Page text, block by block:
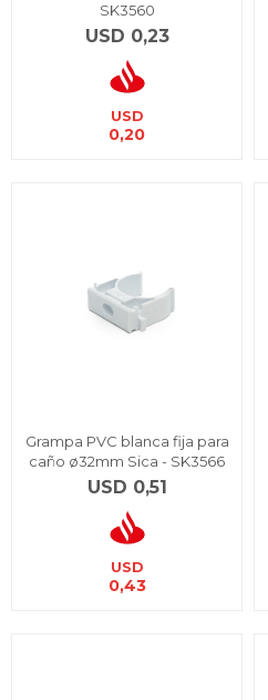
SK3560
USD 0,23
USD
0,20
Grampa PVC blanca fija para
caño ø32mm Sica - SK3566
USD 0,51
USD
0,43